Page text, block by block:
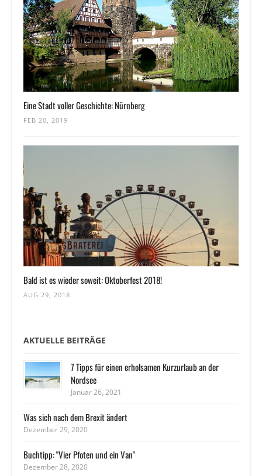
Eine Stadt voller Geschichte: Nürnberg
FEB 20, 2019
Bald ist es wieder soweit: Oktoberfest 2018!
AUG 29, 2018
AKTUELLE BEITRÄGE
7 Tipps für einen erholsamen Kurzurlaub an der
Nordsee
Januar 26, 2021
Was sich nach dem Brexit ändert
Dezember 29, 2020
Buchtipp: "Vier Pfoten und ein Van"
Dezember 28, 2020